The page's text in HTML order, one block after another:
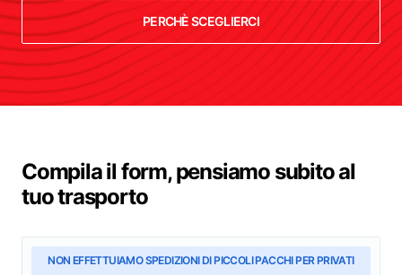
PERCHÈ SCEGLIERCI
Compila il form, pensiamo subito al
tuo trasporto
NON EFFETTUIAMO SPEDIZIONI DI PICCOLI PACCHI PER PRIVATI